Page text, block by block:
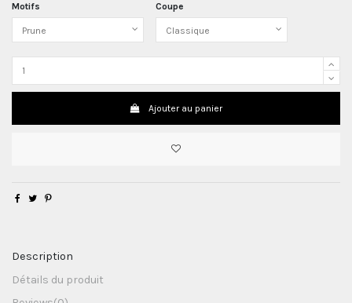
Motifs Coupe
Ajouter au panier
Description
Détails du produit